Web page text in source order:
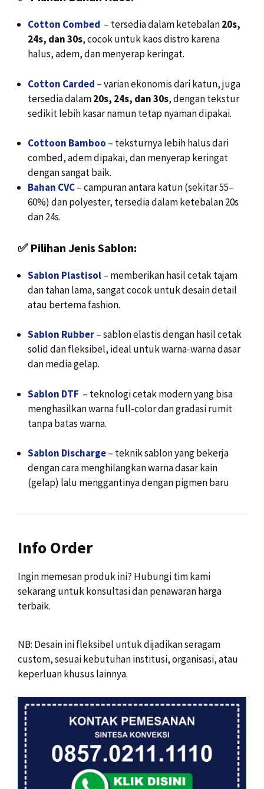
Cotton Combed – tersedia dalam ketebalan20s,
24s, dan 30s, cocok untuk kaos distro karena
halus, adem, dan menyerap keringat.
Cotton Carded – varian ekonomis dari katun, juga
tersedia dalam20s, 24s, dan 30s, dengan tekstur
sedikit lebih kasar namun tetap nyaman dipakai.
Cottoon Bamboo – teksturnya lebih halus dari
combed, adem dipakai, dan menyerap keringat
dengan sangat baik.
Bahan CVC– campuran antara katun (sekitar 55–
60%) dan polyester, tersedia dalam ketebalan 20s
dan 24s.
✅ Pilihan Jenis Sablon:
Sablon Plastisol– memberikan hasil cetak tajam
dan tahan lama, sangat cocok untuk desain detail
atau bertema fashion.
Sablon Rubber– sablon elastis dengan hasil cetak
solid dan fleksibel, ideal untuk warna-warna dasar
dan media gelap.
Sablon DTF – teknologi cetak modern yang bisa
menghasilkan warna full-color dan gradasi rumit
tanpa batas warna.
Sablon Discharge– teknik sablon yang bekerja
dengan cara menghilangkan warna dasar kain
(gelap) lalu menggantinya dengan pigmen baru
Info Order
Ingin memesan produk ini? Hubungi tim kami
sekarang untuk konsultasi dan penawaran harga
terbaik.
NB: Desain ini fleksibel untuk dijadikan seragam
custom, sesuai kebutuhan institusi, organisasi, atau
keperluan khusus lainnya.